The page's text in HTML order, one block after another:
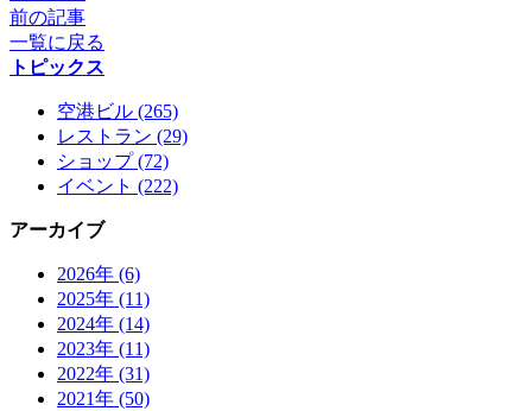
前の記事
一覧に戻る
トピックス
空港ビル (265)
レストラン (29)
ショップ (72)
イベント (222)
アーカイブ
2026年 (6)
2025年 (11)
2024年 (14)
2023年 (11)
2022年 (31)
2021年 (50)